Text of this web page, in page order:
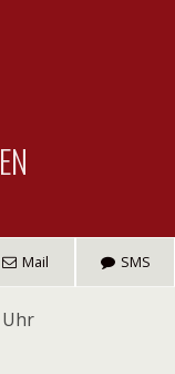
Mail SMS
Uhr